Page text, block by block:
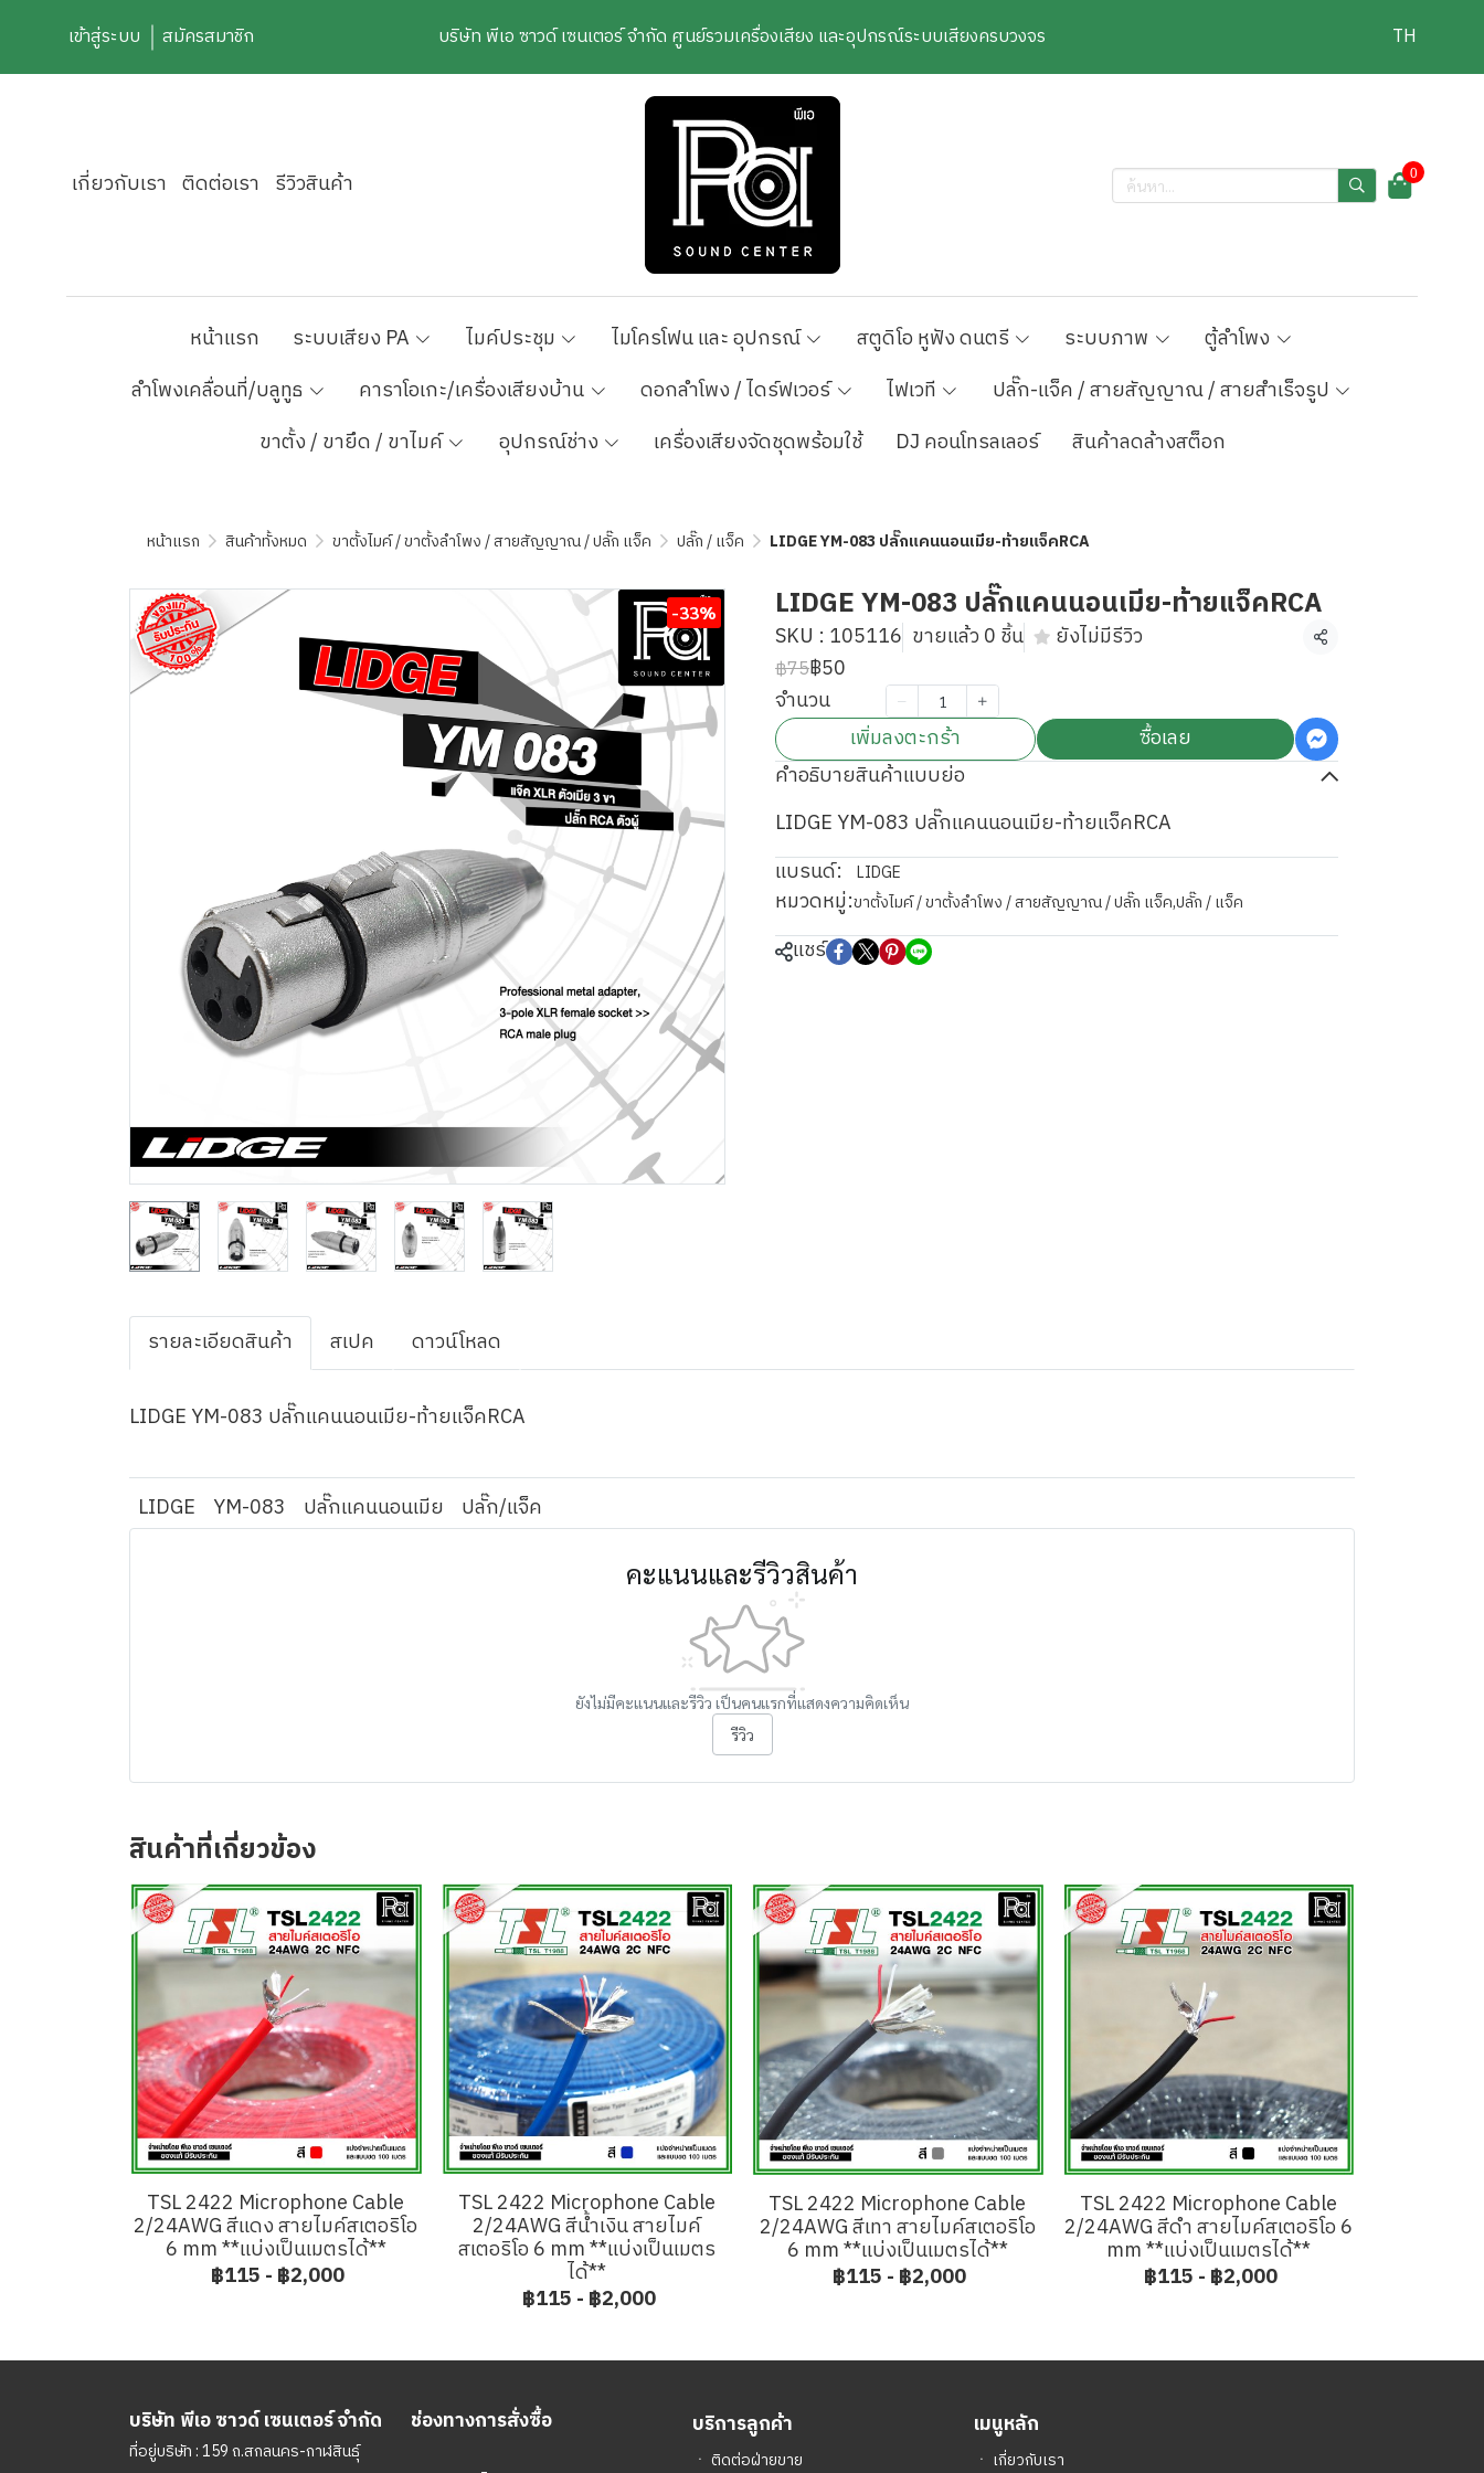
เข้าสู่ระบบ สมัครสมาชิก บริษัท พีเอ ซาวด์ เซนเตอร์ จำกัด ศูนย์รวมเครื่องเสียง และอุปกรณ์ระบบเสียงครบวงจร TH
เกี่ยวกับเรา ติดต่อเรา รีวิวสินค้า 0
หน้าแรก ระบบเสียง PA ไมค์ประชุม ไมโครโฟน และ อุปกรณ์ สตูดิโอ หูฟัง ดนตรี ระบบภาพ
ตู้ลำโพง
ลำโพงเคลื่อนที่/บลูทูธ
คาราโอเกะ/เครื่องเสียงบ้าน ดอกลำโพง / ไดร์ฟเวอร์ ไฟเวที
ปลั๊ก-แจ็ค / สายสัญญาณ / สายสำเร็จรูป
ขาตั้ง / ขายึด / ขาไมค์
อุปกรณ์ช่าง เครื่องเสียงจัดชุดพร้อมใช้ DJ คอนโทรลเลอร์ สินค้าลดล้างสต็อก
หน้าแรก สินค้าทั้งหมด ขาตั้งไมค์ / ขาตั้งลำโพง / สายสัญญาณ / ปลั๊ก แจ็ค ปลั๊ก / แจ็ค LIDGE YM-083 ปลั๊กแคนนอนเมีย-ท้ายแจ็คRCA
-33% LIDGE YM-083 ปลั๊กแคนนอนเมีย-ท้ายแจ็คRCA
SKU : 105116 ขายแล้ว 0 ชิ้น ยังไม่มีรีวิว แชร์
฿75฿50
จำนวน
เพิ่มลงตะกร้า
ซื้อเลย
คำอธิบายสินค้าแบบย่อ
LIDGE YM-083 ปลั๊กแคนนอนเมีย-ท้ายแจ็คRCA
แบรนด์:
LIDGE
หมวดหมู่:ขาตั้งไมค์ / ขาตั้งลำโพง / สายสัญญาณ / ปลั๊ก แจ็ค,ปลั๊ก / แจ็ค
แชร์
รายละเอียดสินค้า สเปค ดาวน์โหลด
LIDGE YM-083 ปลั๊กแคนนอนเมีย-ท้ายแจ็คRCA
LIDGE YM-083 ปลั๊กแคนนอนเมีย ปลั๊ก/แจ็ค
คะแนนและรีวิวสินค้า
ยังไม่มีคะแนนและรีวิว เป็นคนแรกที่แสดงความคิดเห็น
รีวิว
สินค้าที่เกี่ยวข้อง
TSL 2422 Microphone Cable
2/24AWG สีแดง สายไมค์สเตอริโอ
6 mm **แบ่งเป็นเมตรได้**
฿115 - ฿2,000
TSL 2422 Microphone Cable
2/24AWG สีน้ำเงิน สายไมค์
สเตอริโอ 6 mm **แบ่งเป็นเมตร
ได้**
฿115 - ฿2,000
TSL 2422 Microphone Cable
2/24AWG สีเทา สายไมค์สเตอริโอ
6 mm **แบ่งเป็นเมตรได้**
฿115 - ฿2,000
TSL 2422 Microphone Cable
2/24AWG สีดำ สายไมค์สเตอริโอ 6
mm **แบ่งเป็นเมตรได้**
฿115 - ฿2,000
บริษัท พีเอ ซาวด์ เซนเตอร์ จำกัด
ที่อยู่บริษัท : 159 ถ.สกลนคร-กาฬสินธุ์
ช่องทางการสั่งซื้อ บริการลูกค้า
ㆍ ติดต่อฝ่ายขาย
เมนูหลัก
ㆍ เกี่ยวกับเรา